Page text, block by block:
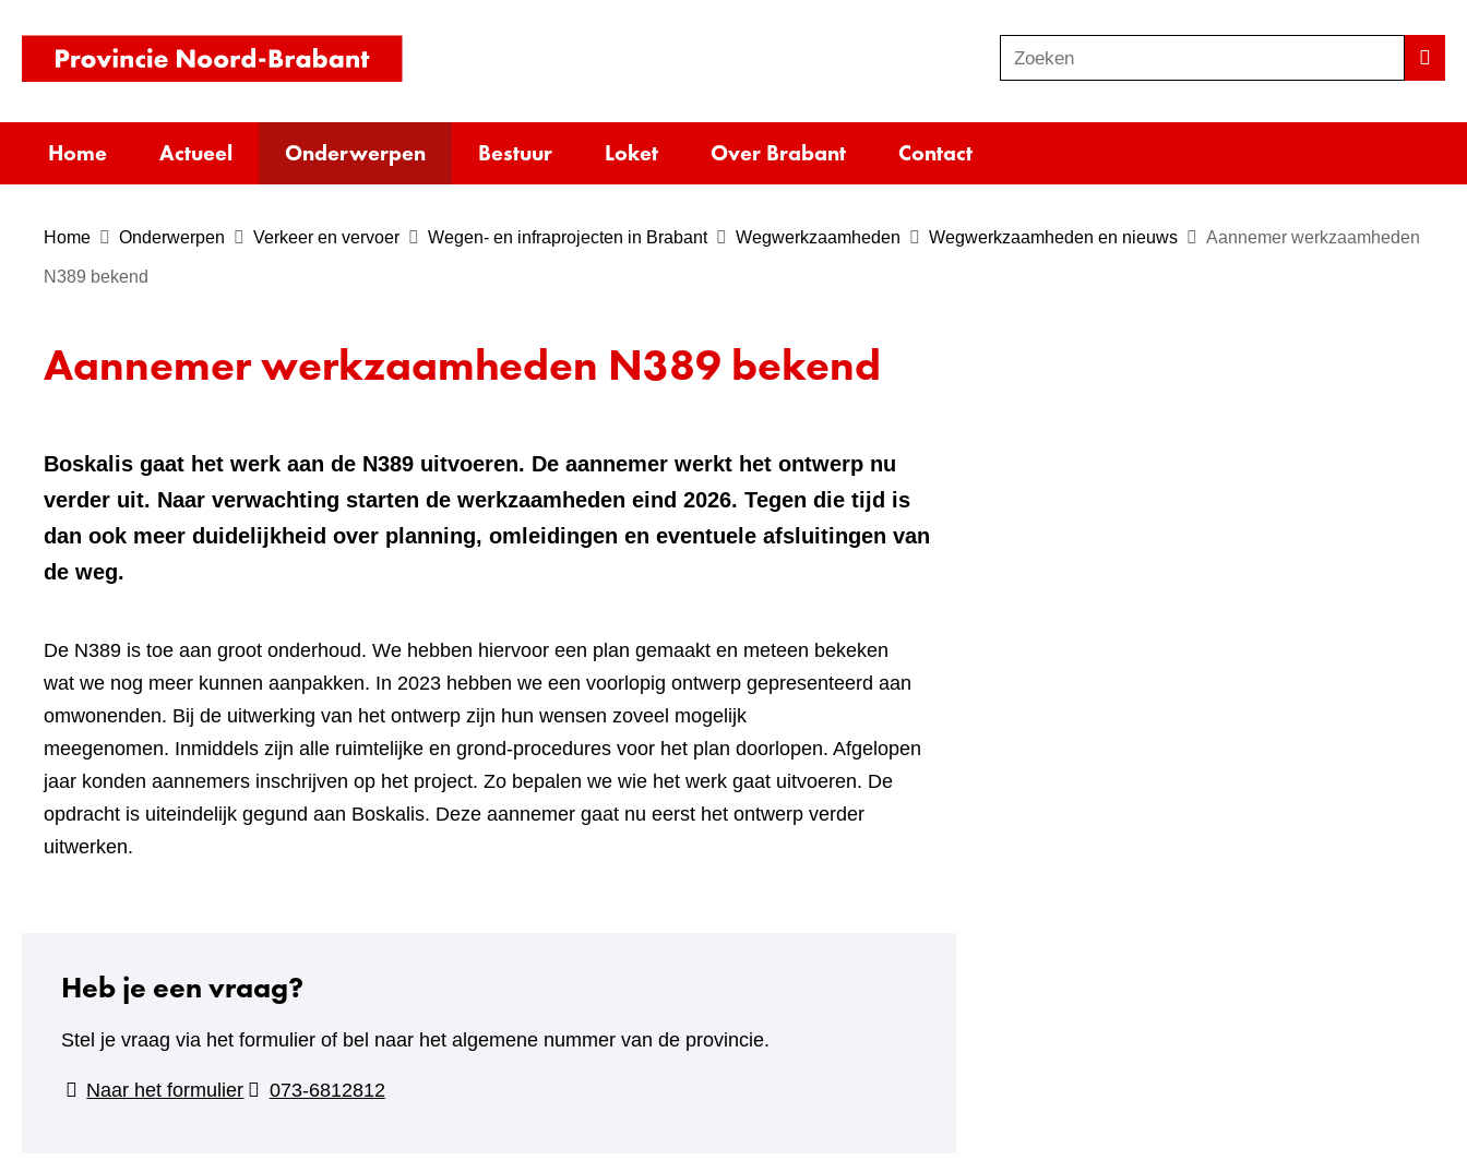
inhoud
homepage)
o
e
e
Zoeken
Home Actueel Onderwerpen Bestuur Loket Over Brabant Contact
Home Onderwerpen Verkeer en vervoer Wegen- en infraprojecten in Brabant Wegwerkzaamheden Wegwerkzaamheden en nieuws Aannemer werkzaamheden
N389 bekend
Aannemer werkzaamheden N389 bekend
Boskalis gaat het werk aan de N389 uitvoeren. De aannemer werkt het ontwerp nu
verder uit. Naar verwachting starten de werkzaamheden eind 2026. Tegen die tijd is
dan ook meer duidelijkheid over planning, omleidingen en eventuele afsluitingen van
de weg.
De N389 is toe aan groot onderhoud. We hebben hiervoor een plan gemaakt en meteen bekeken
wat we nog meer kunnen aanpakken. In 2023 hebben we een voorlopig ontwerp gepresenteerd aan
omwonenden. Bij de uitwerking van het ontwerp zijn hun wensen zoveel mogelijk
meegenomen. Inmiddels zijn alle ruimtelijke en grond-procedures voor het plan doorlopen. Afgelopen
jaar konden aannemers inschrijven op het project. Zo bepalen we wie het werk gaat uitvoeren. De
opdracht is uiteindelijk gegund aan Boskalis. Deze aannemer gaat nu eerst het ontwerp verder
uitwerken.
Heb je een vraag?
Stel je vraag via het formulier of bel naar het algemene nummer van de provincie.
Naar het formulier(verwijst
073-6812812